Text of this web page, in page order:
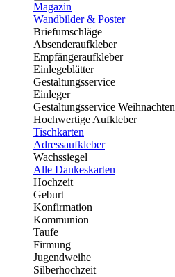
Magazin
Wandbilder & Poster
Briefumschläge
Absenderaufkleber
Empfängeraufkleber
Einlegeblätter
Gestaltungsservice
Einleger
Gestaltungsservice Weihnachten
Hochwertige Aufkleber
Tischkarten
Adressaufkleber
Wachssiegel
Alle Dankeskarten
Hochzeit
Geburt
Konfirmation
Kommunion
Taufe
Firmung
Jugendweihe
Silberhochzeit